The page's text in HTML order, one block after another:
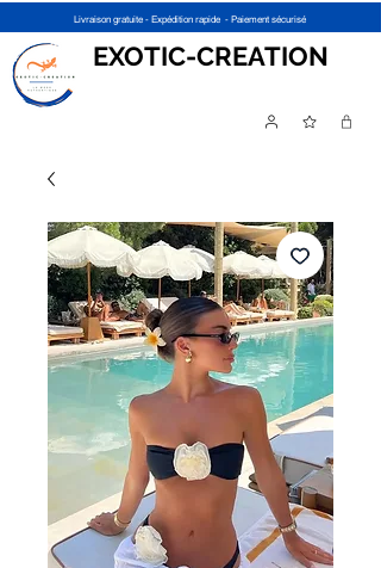
Livraison gratuite - Expédition rapide - Paiement sécurisé
EXOTIC-CREATION